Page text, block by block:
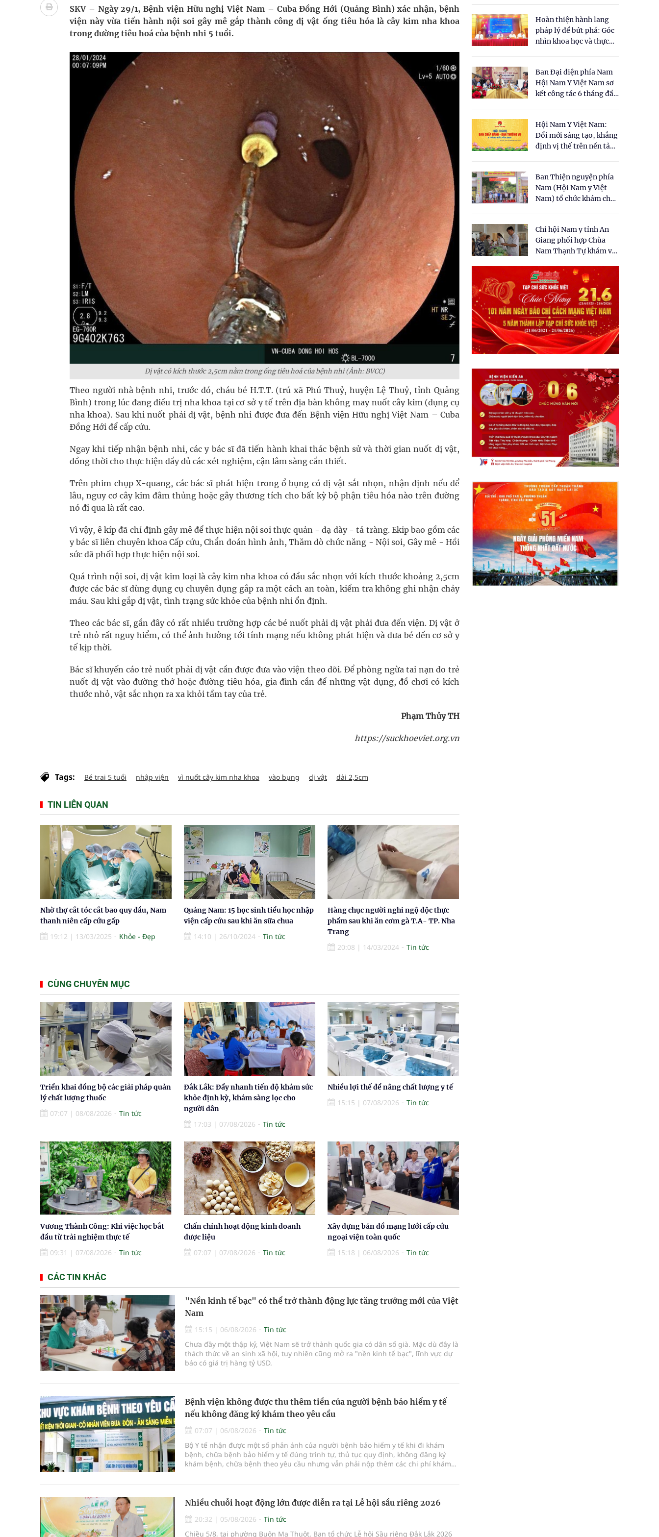
Nhiều lợi thế để nâng chất lượng y tế
Vương Thành Công: Khi việc học bắt đầu từ trải nghiệm thực tế
Giải pháp nâng cao thị lực thời hiện đại
SKV – Ngày 29/1, Bệnh viện Hữu nghị Việt Nam – Cuba Đồng Hới (Quảng Bình) xác nhận, bệnh
viện này vừa tiến hành nội soi gây mê gắp thành công dị vật ống tiêu hóa là cây kim nha khoa
trong đường tiêu hoá của bệnh nhi 5 tuổi.
Dị vật có kích thước 2,5cm nằm trong ống tiêu hoá của bệnh nhi (Ảnh: BVCC)
Theo người nhà bệnh nhi, trước đó, cháu bé H.T.T. (trú xã Phú Thuỷ, huyện Lệ Thuỷ, tỉnh Quảng
Bình) trong lúc đang điều trị nha khoa tại cơ sở y tế trên địa bàn không may nuốt cây kim (dụng cụ
nha khoa). Sau khi nuốt phải dị vật, bệnh nhi được đưa đến Bệnh viện Hữu nghị Việt Nam – Cuba
Đồng Hới để cấp cứu.
Ngay khi tiếp nhận bệnh nhi, các y bác sĩ đã tiến hành khai thác bệnh sử và thời gian nuốt dị vật,
đồng thời cho thực hiện đầy đủ các xét nghiệm, cận lâm sàng cần thiết.
Trên phim chụp X-quang, các bác sĩ phát hiện trong ổ bụng có dị vật sắt nhọn, nhận định nếu để
lâu, nguy cơ cây kim đâm thủng hoặc gây thương tích cho bất kỳ bộ phận tiêu hóa nào trên đường
nó đi qua là rất cao.
Vì vậy, ê kíp đã chỉ định gây mê để thực hiện nội soi thực quản - dạ dày - tá tràng. Ekip bao gồm các
y bác sĩ liên chuyên khoa Cấp cứu, Chẩn đoán hình ảnh, Thăm dò chức năng - Nội soi, Gây mê - Hồi
sức đã phối hợp thực hiện nội soi.
Quá trình nội soi, dị vật kim loại là cây kim nha khoa có đầu sắc nhọn với kích thước khoảng 2,5cm
được các bác sĩ dùng dụng cụ chuyên dụng gắp ra một cách an toàn, kiểm tra không ghi nhận chảy
máu. Sau khi gắp dị vật, tình trạng sức khỏe của bệnh nhi ổn định.
Theo các bác sĩ, gần đây có rất nhiều trường hợp các bé nuốt phải dị vật phải đưa đến viện. Dị vật ở
trẻ nhỏ rất nguy hiểm, có thể ảnh hưởng tới tính mạng nếu không phát hiện và đưa bé đến cơ sở y
tế kịp thời.
Bác sĩ khuyến cáo trẻ nuốt phải dị vật cần được đưa vào viện theo dõi. Để phòng ngừa tai nạn do trẻ
nuốt dị vật vào đường thở hoặc đường tiêu hóa, gia đình cần để những vật dụng, đồ chơi có kích
thước nhỏ, vật sắc nhọn ra xa khỏi tầm tay của trẻ.
Phạm Thủy TH
https://suckhoeviet.org.vn
Tags: Bé trai 5 tuổi nhập viện vì nuốt cây kim nha khoa vào bụng dị vật dài 2,5cm
TIN LIÊN QUAN
Nhờ thợ cắt tóc cắt bao quy đầu, Nam
thanh niên cấp cứu gấp
19:12 | 13/03/2025 Khỏe - Đẹp
Quảng Nam: 15 học sinh tiểu học nhập
viện cấp cứu sau khi ăn sữa chua
14:10 | 26/10/2024 Tin tức
Hàng chục người nghi ngộ độc thực
phẩm sau khi ăn cơm gà T.A- TP. Nha
Trang
20:08 | 14/03/2024 Tin tức
CÙNG CHUYÊN MỤC
Triển khai đồng bộ các giải pháp quản
lý chất lượng thuốc
07:07 | 08/08/2026 Tin tức
Đắk Lắk: Đẩy nhanh tiến độ khám sức
khỏe định kỳ, khám sàng lọc cho
người dân
17:03 | 07/08/2026 Tin tức
Nhiều lợi thế để nâng chất lượng y tế
15:15 | 07/08/2026 Tin tức
Vương Thành Công: Khi việc học bắt
đầu từ trải nghiệm thực tế
09:31 | 07/08/2026 Tin tức
Chấn chỉnh hoạt động kinh doanh
dược liệu
07:07 | 07/08/2026 Tin tức
Xây dựng bản đồ mạng lưới cấp cứu
ngoại viện toàn quốc
15:18 | 06/08/2026 Tin tức
CÁC TIN KHÁC
"Nền kinh tế bạc" có thể trở thành động lực tăng trưởng mới của Việt
Nam
15:15 | 06/08/2026
Tin tức
Chưa đầy một thập kỷ, Việt Nam sẽ trở thành quốc gia có dân số già. Mặc dù đây là
thách thức về an sinh xã hội, tuy nhiên cũng mở ra "nền kinh tế bạc", lĩnh vực dự
báo có giá trị hàng tỷ USD.
Bệnh viện không được thu thêm tiền của người bệnh bảo hiểm y tế
nếu không đăng ký khám theo yêu cầu
07:07 | 06/08/2026
Tin tức
Bộ Y tế nhận được một số phản ánh của người bệnh bảo hiểm y tế khi đi khám
bệnh, chữa bệnh bảo hiểm y tế đúng trình tự, thủ tục quy định, không đăng ký
khám bệnh, chữa bệnh theo yêu cầu nhưng vẫn phải nộp thêm các chi phí khám
Nhiều chuỗi hoạt động lớn được diễn ra tại Lễ hội sầu riêng 2026
20:32 | 05/08/2026
Tin tức
Chiều 5/8, tại phường Buôn Ma Thuột, Ban tổ chức Lễ hội Sầu riêng Đắk Lắk 2026
Hoàn thiện hành lang
pháp lý để bứt phá: Góc
nhìn khoa học và thực
cho Luật Y dược cổ
truyền Việt Nam"
Ban Đại diện phía Nam
Hội Nam Y Việt Nam sơ
kết công tác 6 tháng đầu
Hội Nam Y Việt Nam:
Đổi mới sáng tạo, khẳng
định vị thế trên nền tảng
Ban Thiện nguyện phía
Nam (Hội Nam y Việt
Nam) tổ chức khám chữa
dân tại xã Tân Tập
Chi hội Nam y tỉnh An
Giang phối hợp Chùa
Nam Thạnh Tự khám và
nhân dân